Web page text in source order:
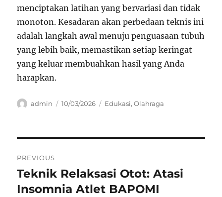
menciptakan latihan yang bervariasi dan tidak
monoton. Kesadaran akan perbedaan teknis ini
adalah langkah awal menuju penguasaan tubuh
yang lebih baik, memastikan setiap keringat
yang keluar membuahkan hasil yang Anda
harapkan.
Author
admin
Posted
10/03/2026 Categories
Edukasi,Olahraga
pos
PREVIOUS
Previous
post:
Teknik Relaksasi Otot: Atasi
Insomnia Atlet BAPOMI